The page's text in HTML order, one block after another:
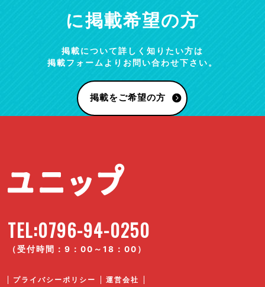
に掲載希望の方
掲載について詳しく知りたい方は
掲載フォームよりお問い合わせ下さい。
掲載をご希望の方
TEL:0796-94-0250
（受付時間：9：00～18：00）
プライバシーポリシー 運営会社